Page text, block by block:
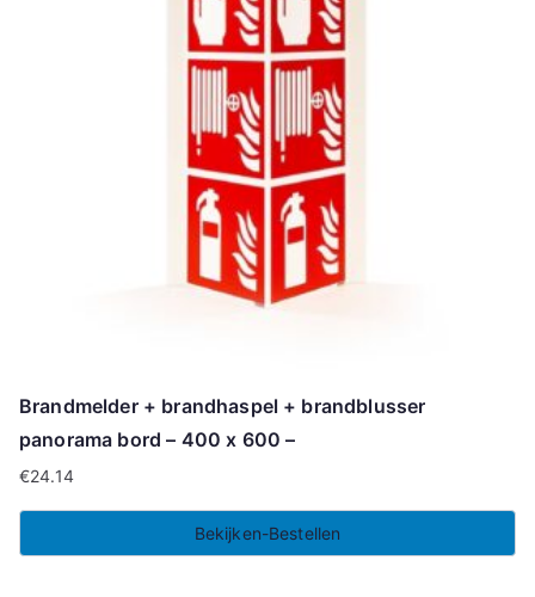
Brandmelder + brandhaspel + brandblusser
panorama bord – 400 x 600 –
€24.14
Bekijken-Bestellen